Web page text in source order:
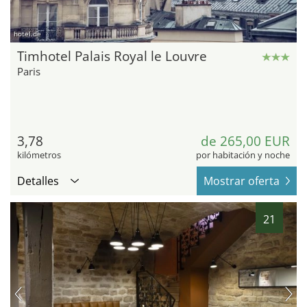
hotel.de
Timhotel Palais Royal le Louvre
Paris
3,78
kilómetros
de 265,00 EUR
por habitación y noche
Detalles Mostrar oferta
21